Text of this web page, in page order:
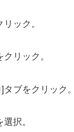
ック。
リック。
ブをクリック。
択。